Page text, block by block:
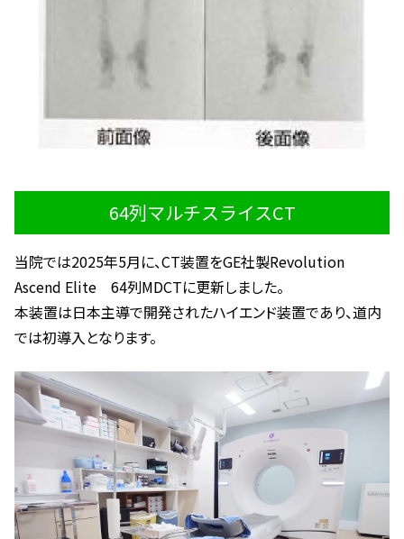
64列マルチスライスCT
当院では2025年5月に、CT装置をGE社製Revolution
Ascend Elite 64列MDCTに更新しました。
本装置は日本主導で開発されたハイエンド装置であり、道内
では初導入となります。